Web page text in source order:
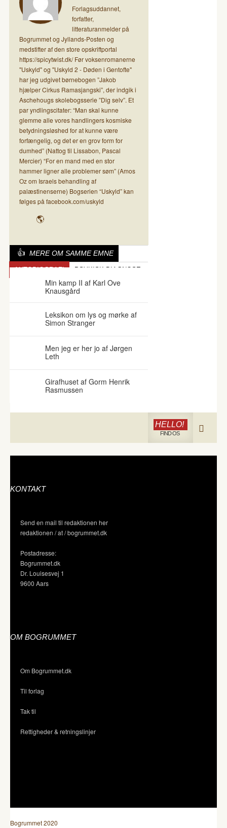
Forlagsuddannet,
forfatter,
litteraturanmelder på
Bogrummet og Jyllands-Posten og
medstifter af den store opskriftportal
https://spicytwist.dk/ Før voksenromanerne
"Uskyld" og "Uskyld 2 - Døden i Gentofte"
har jeg udgivet børnebogen ”Jakob
hjælper Cirkus Ramasjangski”, der indgik i
Aschehougs skolebogsserie ”Dig selv”. Et
par yndlingscitater: “Man skal kunne
glemme alle vores handlingers kosmiske
betydningsløshed for at kunne være
forfængelig, og det er en grov form for
dumhed” (Nattog til Lissabon, Pascal
Mercier) “For en mand med en stor
hammer ligner alle problemer søm” (Amos
Oz om Israels behandling af
palæstinenserne) Bogserien “Uskyld” kan
følges på facebook.com/uskyld
MERE OM SAMME EMNE
AUTOBIOGRAFI PSYKISK DIAGNOSE
Min kamp II af Karl Ove
Knausgård
Leksikon om lys og mørke af
Simon Stranger
Men jeg er her jo af Jørgen
Leth
Girafhuset af Gorm Henrik
Rasmussen
HELLO!
FIND OS
KONTAKT
Send en mail til redaktionen her
redaktionen / at / bogrummet.dk
Postadresse:
Bogrummet.dk
Dr. Louisesvej 1
9600 Aars
OM BOGRUMMET
Om Bogrummet.dk
Til forlag
Tak til
Rettigheder & retningslinjer
Bogrummet 2020